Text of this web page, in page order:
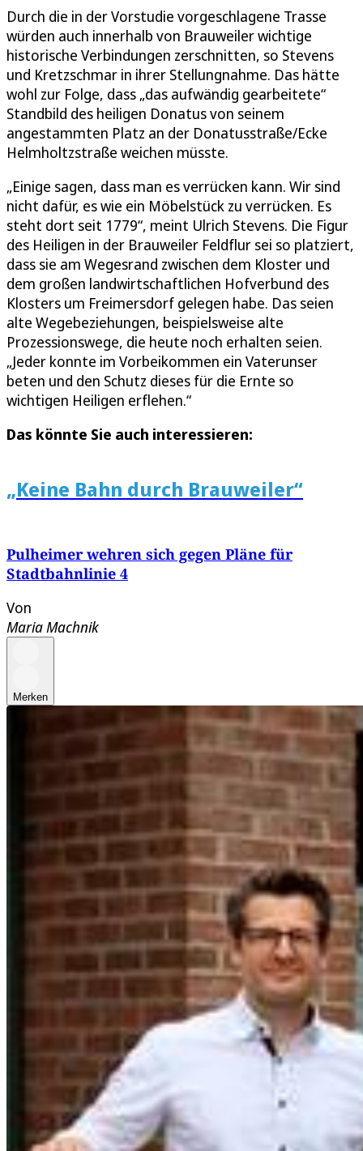
Durch die in der Vorstudie vorgeschlagene Trasse
würden auch innerhalb von Brauweiler wichtige
historische Verbindungen zerschnitten, so Stevens
und Kretzschmar in ihrer Stellungnahme. Das hätte
wohl zur Folge, dass „das aufwändig gearbeitete“
Standbild des heiligen Donatus von seinem
angestammten Platz an der Donatusstraße/Ecke
Helmholtzstraße weichen müsste.
„Einige sagen, dass man es verrücken kann. Wir sind
nicht dafür, es wie ein Möbelstück zu verrücken. Es
steht dort seit 1779“, meint Ulrich Stevens. Die Figur
des Heiligen in der Brauweiler Feldflur sei so platziert,
dass sie am Wegesrand zwischen dem Kloster und
dem großen landwirtschaftlichen Hofverbund des
Klosters um Freimersdorf gelegen habe. Das seien
alte Wegebeziehungen, beispielsweise alte
Prozessionswege, die heute noch erhalten seien.
„Jeder konnte im Vorbeikommen ein Vaterunser
beten und den Schutz dieses für die Ernte so
wichtigen Heiligen erflehen.“
Das könnte Sie auch interessieren:
„Keine Bahn durch Brauweiler“
Pulheimer wehren sich gegen Pläne für
Stadtbahnlinie 4
Von
Maria Machnik
Merken